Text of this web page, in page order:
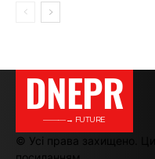
DNEPR
———→ FUTURE
© Усі права захищено.